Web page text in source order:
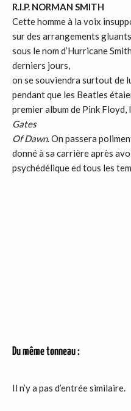
R.I.P. NORMAN SMITH
Cette homme à la voix
sur des arrangements
sous le nom d’Hurricane
derniers jours,
on se souviendra surtout de
pendant que les Beatles
premier album de Pink Floyd,
Gates
Of Dawn. On passera
donné à sa carrière après
psychédélique ed tous les
Du même tonneau :
Il n’y a pas d’entrée similaire.